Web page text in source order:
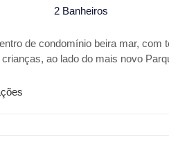
2 Banheiros
de condomínio beira mar, com
ao lado do mais novo
bela varanda , sala dois ambientes,